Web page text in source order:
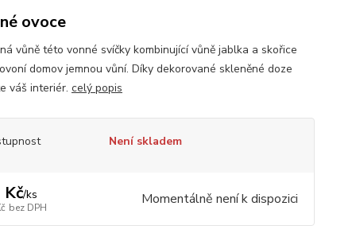
ovoce
vůně této vonné svíčky kombinující vůně jablka a skořice
domov jemnou vůní. Díky dekorované skleněné doze
váš interiér. celý popis
Není skladem
Kč/ks
bez DPH Momentálně není k dispozici